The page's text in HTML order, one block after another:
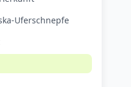
Uferschnepfe